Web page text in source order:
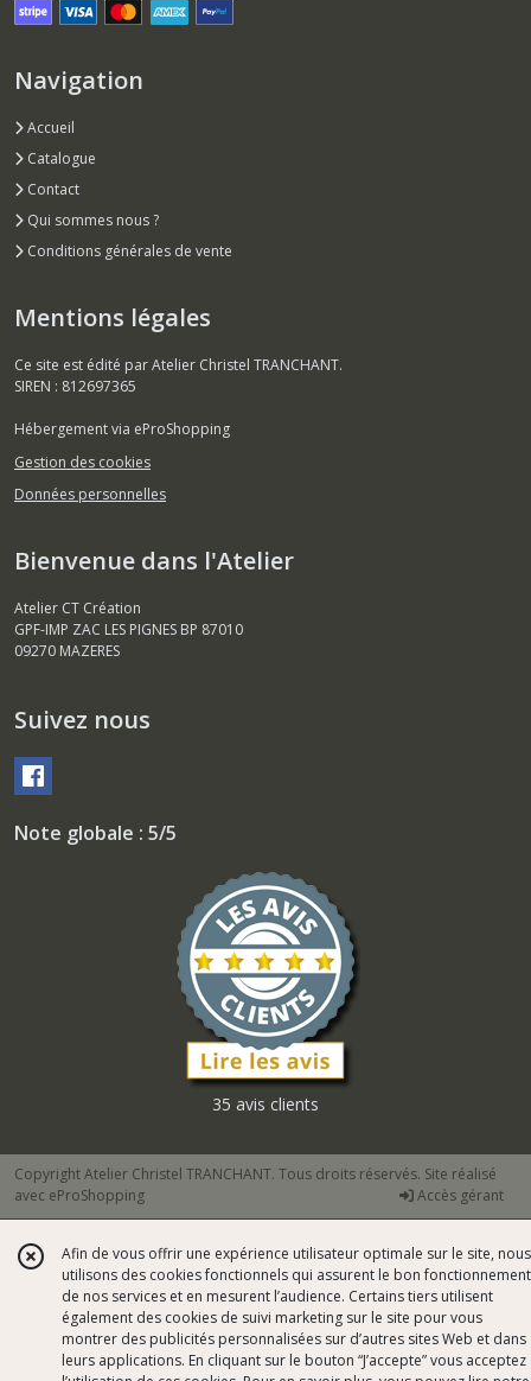
Navigation
Accueil
Catalogue
Contact
Qui sommes nous ?
Conditions générales de vente
Mentions légales
Ce site est édité par Atelier Christel TRANCHANT.
SIREN : 812697365
Hébergement via eProShopping
Gestion des cookies
Données personnelles
Bienvenue dans l'Atelier
Atelier CT Création
GPF-IMP ZAC LES PIGNES BP 87010
09270 MAZERES
Suivez nous
Note globale : 5/5
35 avis clients
Copyright Atelier Christel TRANCHANT. Tous droits réservés. Site réalisé
avec eProShopping Accès gérant
Afin de vous offrir une expérience utilisateur optimale sur le site, nous
utilisons des cookies fonctionnels qui assurent le bon fonctionnement
de nos services et en mesurent l’audience. Certains tiers utilisent
également des cookies de suivi marketing sur le site pour vous
montrer des publicités personnalisées sur d’autres sites Web et dans
leurs applications. En cliquant sur le bouton “J’accepte” vous acceptez